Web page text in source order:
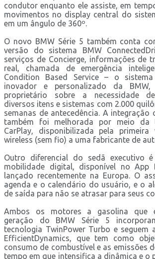
condutor enquanto ele assiste, em
movimentos no display central do
em um ângulo de 360º.
O novo BMW Série 5 também conta
versão do sistema BMW
serviços de Concierge, informações de
real, chamada de emergência
Condition Based Service – o
inovador e personalizado da
proprietário sobre a necessidade
diversos itens e sistemas com 2.000
semanas de antecedência. A integração
também foi melhorada por meio da
CarPlay, disponibilizada pela primeira
wireless (sem fio) a uma fabricante de
Outro diferencial do sedã executivo
mobilidade digital, disponível no App
lançado recentemente na Europa. O
agenda e o calendário do usuário, e o
de saída para não se atrasar para seus
Ambos os motores a gasolina que
geração do BMW Série 5
tecnologia TwinPower Turbo e seguem
EfficientDynamics, que tem como
consumo de combustível e as emissões
tempo em que intensifica a dinâmica e o